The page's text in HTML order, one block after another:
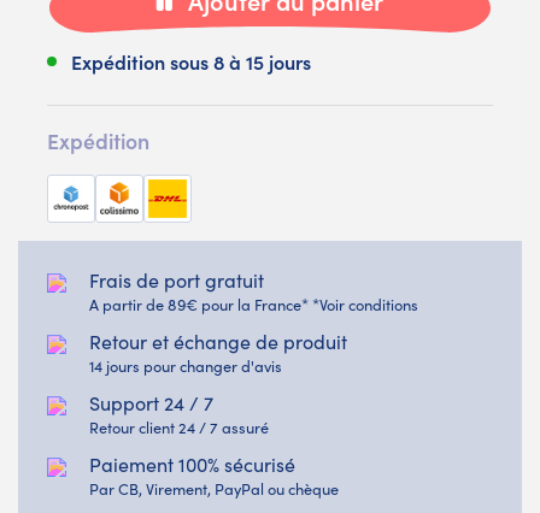
Expédition sous 8 à 15 jours
Expédition
Frais de port gratuit
A partir de 89€ pour la France* *Voir conditions
Retour et échange de produit
14 jours pour changer d'avis
Support 24 / 7
Retour client 24 / 7 assuré
Paiement 100% sécurisé
Par CB, Virement, PayPal ou chèque